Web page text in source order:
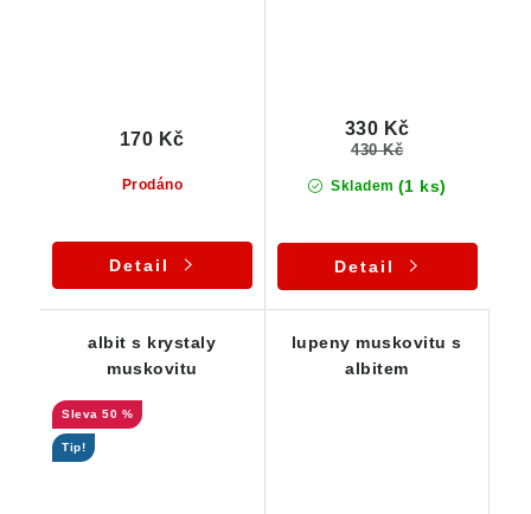
Prodáno
170 Kč
Detail
Skladem (1 ks)
330 Kč
430 Kč
Detail
albit s krystaly
muskovitu
50 %
Tip!
lupeny muskovitu s
albitem